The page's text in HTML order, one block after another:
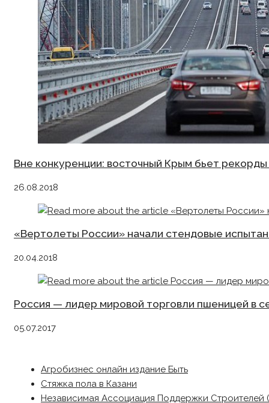
Вне конкуренции: восточный Крым бьет
26.08.2018
«Вертолеты России» начали стендовые
20.04.2018
Россия — лидер мировой торговли пшеницей в
05.07.2017
Агробизнес онлайн издание Быть
Стяжка пола в Казани
Независимая Ассоциация Поддержки Строителей